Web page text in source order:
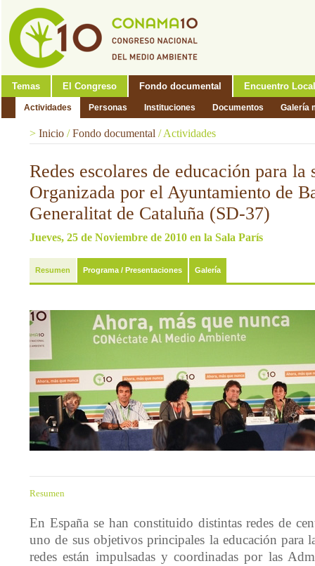
Temas El Congreso Fondo documental Encuentro Local
Actividades Personas Instituciones Documentos Galería
> Inicio /Fondo documental / Actividades
Redes escolares de educación para la
Organizada por el Ayuntamiento de
Generalitat de Cataluña (SD-37)
Jueves, 25 de Noviembre de 2010 en la Sala París
Resumen Programa / Presentaciones Galería
Resumen
En España se han constituido distintas redes de
uno de sus objetivos principales la educación para
redes están impulsadas y coordinadas por las